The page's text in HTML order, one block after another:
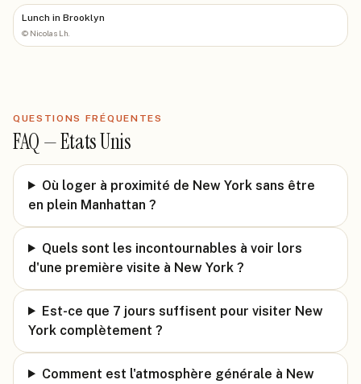
Lunch in Brooklyn
© Nicolas Lh.
QUESTIONS FRÉQUENTES
FAQ —Etats Unis
Où loger à proximité de New York sans être
en plein Manhattan ?
Quels sont les incontournables à voir lors
d'une première visite à New York ?
Est-ce que 7 jours suffisent pour visiter New
York complètement ?
Comment est l'atmosphère générale à New